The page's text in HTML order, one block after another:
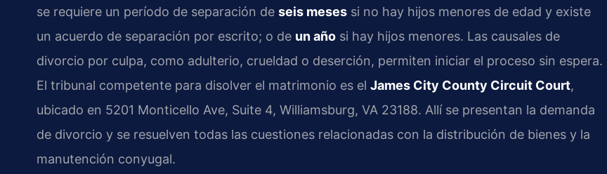
se requiere un período de separación de seis meses si no hay hijos menores de edad y existe
un acuerdo de separación por escrito; o de un año si hay hijos menores. Las causales de
divorcio por culpa, como adulterio, crueldad o deserción, permiten iniciar el proceso sin espera.
El tribunal competente para disolver el matrimonio es el James City County Circuit Court,
ubicado en 5201 Monticello Ave, Suite 4, Williamsburg, VA 23188. Allí se presentan la demanda
de divorcio y se resuelven todas las cuestiones relacionadas con la distribución de bienes y la
manutención conyugal.